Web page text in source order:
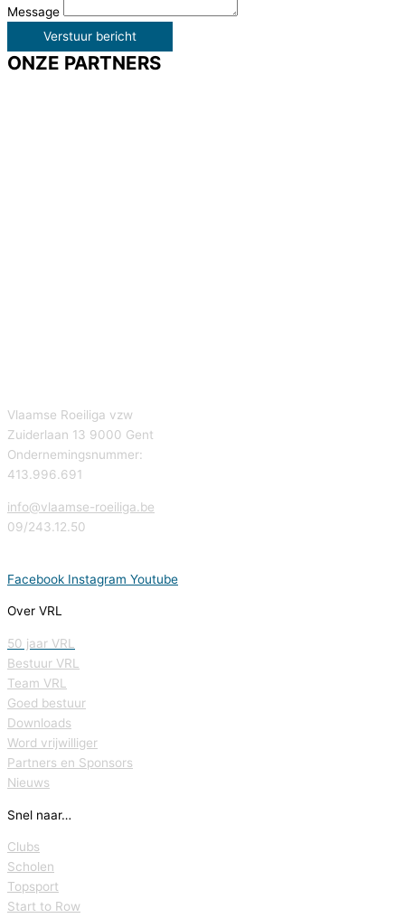
Message
Verstuur bericht
ONZE PARTNERS
Vlaamse Roeiliga vzw
Zuiderlaan 13 9000 Gent
Ondernemingsnummer:
413.996.691
info@vlaamse-roeiliga.be
09/243.12.50
Facebook Instagram Youtube
Over VRL
50 jaar VRL
Bestuur VRL
Team VRL
Goed bestuur
Downloads
Word vrijwilliger
Partners en Sponsors
Nieuws
Snel naar…
Clubs
Scholen
Topsport
Start to Row